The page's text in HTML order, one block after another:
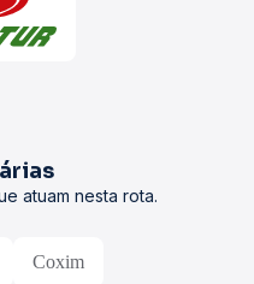
atuam nesta rota.
Coxim